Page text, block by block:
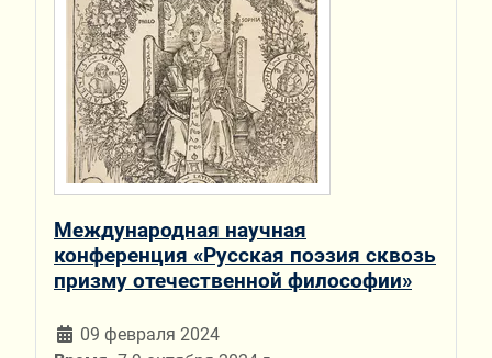
Международная научная
конференция «Русская поэзия сквозь
призму отечественной философии»
09 февраля 2024